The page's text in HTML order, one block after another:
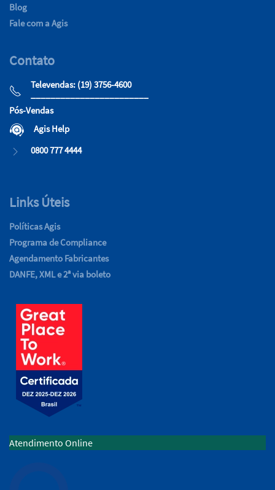
Blog
Fale com a Agis
Contato
Televendas: (19) 3756-4600
Pós-Vendas
Agis Help
0800 777 4444
Links Úteis
Políticas Agis
Programa de Compliance
Agendamento Fabricantes
DANFE, XML e 2ª via boleto
Atendimento Online